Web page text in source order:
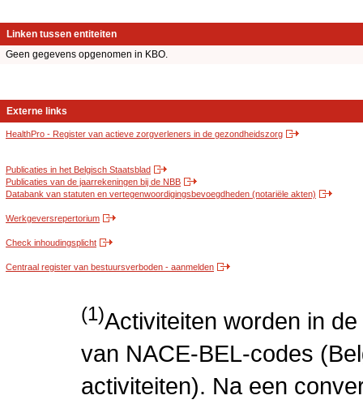
Linken tussen entiteiten
Geen gegevens opgenomen in KBO.
Externe links
HealthPro - Register van actieve zorgverleners in de gezondheidszorg
Publicaties in het Belgisch Staatsblad
Publicaties van de jaarrekeningen bij de NBB
Databank van statuten en vertegenwoordigingsbevoegdheden (notariële akten)
Werkgeversrepertorium
Check inhoudingsplicht
Centraal register van bestuursverboden - aanmelden
(1)Activiteiten worden in
van NACE-BEL-codes
activiteiten). Na een